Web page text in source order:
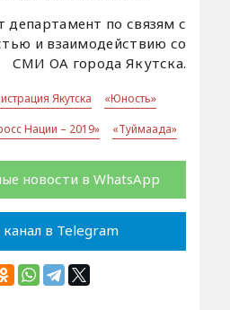
департамент по связям с
и взаимодействию со
СМИ ОА города Якутска.
Якутска
«Юность»
Нации – 2019» «Туймаада»
новости в WhatsApp
в Telegram